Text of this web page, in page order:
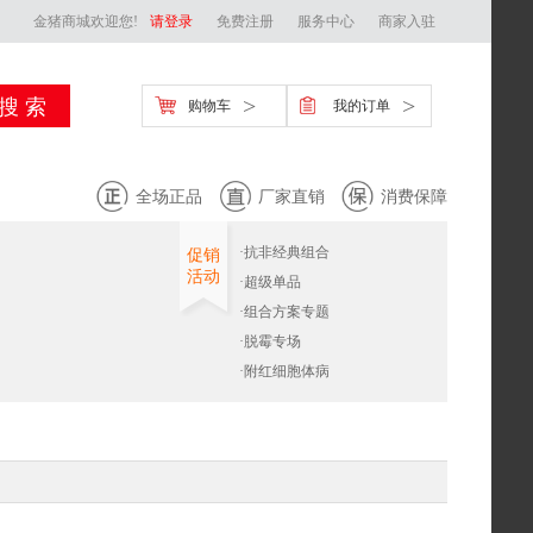
金猪商城欢迎您! 请登录 免费注册 服务中心 商家入驻
购物车 > 我的订单 >
全场正品 厂家直销 消费保障
促销
活动
·抗非经典组合
·超级单品
·组合方案专题
· 脱霉专场
· 附红细胞体病